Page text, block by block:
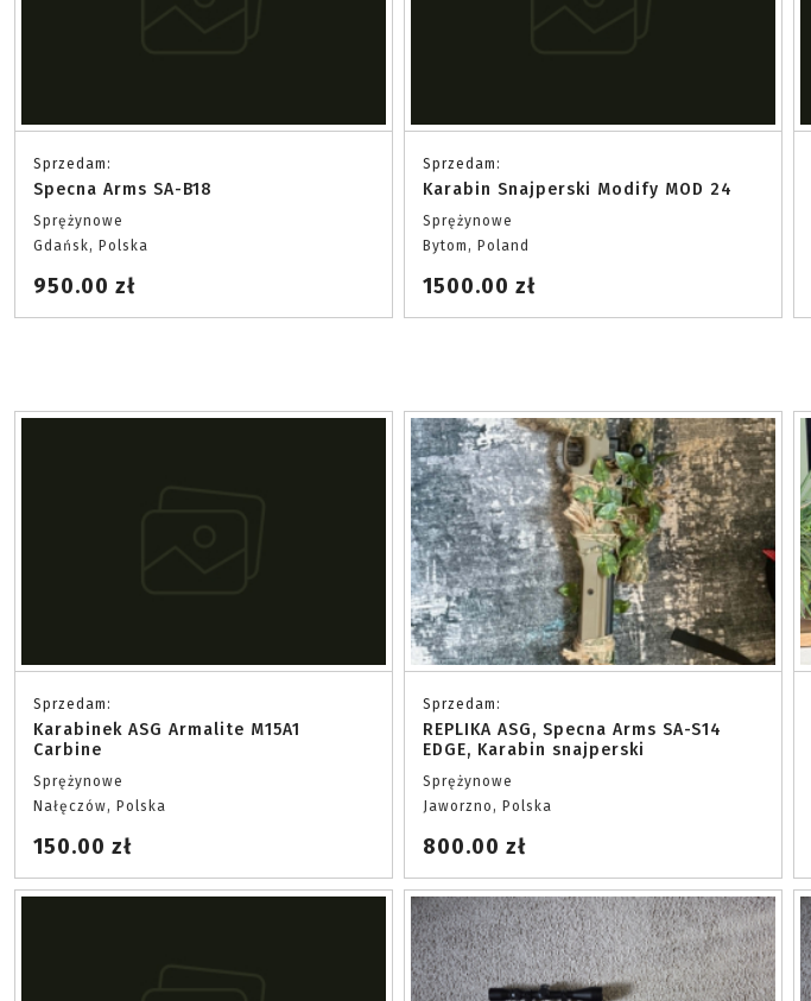
Sprzedam:
Specna Arms SA-B18
Sprężynowe
Gdańsk, Polska
950.00 zł
Sprzedam:
Karabin Snajperski Modify MOD 24
Sprężynowe
Bytom, Poland
1500.00 zł
Sprzedam:
Karabinek ASG Armalite M15A1
Carbine
Sprężynowe
Nałęczów, Polska
150.00 zł
Sprzedam:
REPLIKA ASG, Specna Arms SA-S14
EDGE, Karabin snajperski
Sprężynowe
Jaworzno, Polska
800.00 zł